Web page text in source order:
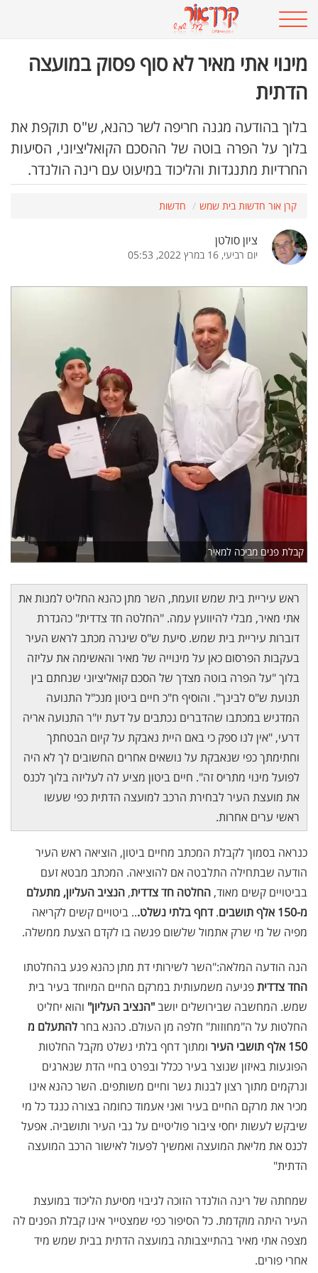
מינוי אתי מאיר לא סוף פסוק במועצה
הדתית
בלוך בהודעה מגנה חריפה לשר כהנא, ש"ס תוקפת את
בלוך על הפרה בוטה של ההסכם הקואליציוני, הסיעות
החרדיות מתנגדות והליכוד במיעוט עם רינה הולנדר.
קרן אור חדשות בית שמש חדשות
ציון סולטן
יום רביעי, 16 במרץ 2022, 05:53
קבלת פנים מביכה למאיר
ראש עיריית בית שמש זועמת, השר מתן כהנא החליט למנות את
אתי מאיר, מבלי להיוועץ עמה. "החלטה חד צדדית" כהגדרת
דוברות עיריית בית שמש. סיעת ש"ס שיגרה מכתב לראש העיר
בעקבות הפרסום כאן על מינוייה של מאיר והאשימה את עליזה
בלוך "על הפרה בוטה מצדך של הסכם קואליציוני שנחתם בין
תנועת ש"ס לבינך". והוסיף ח"כ חיים ביטון מנכ"ל התנועה
המדגיש במכתבו שהדברים נכתבים על דעת יו"ר התנועה אריה
דרעי, "אין לנו ספק כי באם היית נאבקת על קיום הבטחתך
וחתימתך כפי שנאבקת על נושאים אחרים החשובים לך לא היה
לפועל מינוי מתריס זה". חיים ביטון מציע לה לעליזה בלוך לכנס
את מועצת העיר לבחירת הרכב למועצה הדתית כפי שעשו
ראשי ערים אחרות.
כנראה בסמוך לקבלת המכתב מחיים ביטון, הוציאה ראש העיר
הודעה שבתחילה התלבטה אם להוציאה. המכתב מבטא זעם
בביטויים קשים מאוד, החלטה חד צדדית, הנציב העליון, מתעלם
מ-150 אלף תושבים
.דחף בלתי נשלט... ביטויים קשים לקריאה
מפיה של מי שרק אתמול שלשום פגשה בו לקדם הצעת ממשלה.
הנה הודעה המלאה:"השר לשירותי דת מתן כהנא פגע בהחלטתו
החד צדדיתפגיעה משמעותית במרקם החיים המיוחד בעיר בית
שמש. המחשבה שבירושלים יושב"הנציב העליון" והוא יחליט
החלטות על ה"מחוזות" חלפה מן העולם. כהנא בחרלהתעלם מ
150 אלף תושבי העיר
ומתוך דחף בלתי נשלט מקבל החלטות
הפוגעות באיזון שנוצר בעיר ככלל ובפרט בחיי הדת שנארגים
ונרקמים מתוך רצון לבנות גשר וחיים משותפים. השר כהנא אינו
מכיר את מרקם החיים בעיר ואני אעמוד כחומה בצורה כנגד כל מי
שיבקש לעשות יחסי ציבור פוליטיים על גבי העיר ותושביה. אפעל
לכנס את מליאת המועצה ואמשיך לפעול לאישור הרכב המועצה
הדתית"
שמחתה של רינה הולנדר הזוכה לגיבוי מסיעת הליכוד במועצת
העיר היתה מוקדמת. כל הסיפור כפי שמצטייר אינו קבלת הפנים לה
מצפה אתי מאיר בהתייצבותה במועצה הדתית בבית שמש מיד
אחרי פורים.